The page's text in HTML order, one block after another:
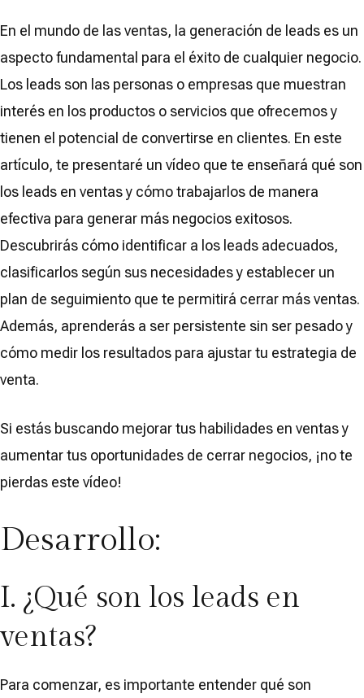
En el mundo de las ventas, la generación de leads es un
aspecto fundamental para el éxito de cualquier negocio.
Los leads son las personas o empresas que muestran
interés en los productos o servicios que ofrecemos y
tienen el potencial de convertirse en clientes. En este
artículo, te presentaré un vídeo que te enseñará qué son
los leads en ventas y cómo trabajarlos de manera
efectiva para generar más negocios exitosos.
Descubrirás cómo identificar a los leads adecuados,
clasificarlos según sus necesidades y establecer un
plan de seguimiento que te permitirá cerrar más ventas.
Además, aprenderás a ser persistente sin ser pesado y
cómo medir los resultados para ajustar tu estrategia de
venta.
Si estás buscando mejorar tus habilidades en ventas y
aumentar tus oportunidades de cerrar negocios, ¡no te
pierdas este vídeo!
Desarrollo:
I. ¿Qué son los leads en
ventas?
Para comenzar, es importante entender qué son